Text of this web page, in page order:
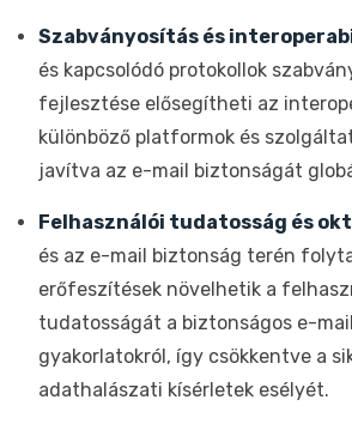
Szabványosítás és
és kapcsolódó protokollok
fejlesztése elősegítheti az
különböző platformok és
javítva az e-mail biztonságát
Felhasználói tudatosság és
és az e-mail biztonság terén
erőfeszítések növelhetik a
tudatosságát a biztonságos e-mail
gyakorlatokról, így csökkentve a
adathalászati kísérletek esélyét.